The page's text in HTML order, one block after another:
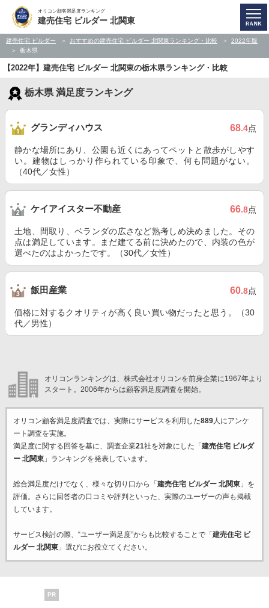
オリコン顧客満足度ランキング
建売住宅 ビルダー 北関東
建売住宅 ビルダー おすすめの建売住宅 ビルダー 北関東ランキング・比較
2022年版
栃木県
【2022年】建売住宅 ビルダー 北関東の栃木県ランキング・比較
栃木県 満足度ランキング
グランディハウス 68.4点
静かな場所にあり、公園も近くにあってペットと散歩がしやす
い。建物はしっかり作られている印象で、何も問題がない。
（40代／女性）
ケイアイスター不動産 66.8点
土地、間取り、ベランダの広さなど熟考しめ決めました。その
点は満足しています。まだ建てる前に決めたので、内装の色が
選べたのはよかったです。（30代／女性）
飯田産業 60.8点
価格に対するクオリティが高く良い買い物だったと思う。（30
代／男性）
オリコンランキングは、株式会社オリコンを前身企業に1967年より
スタート。2006年からは顧客満足度調査を開始。
オリコン顧客満足度調査では、実際にサービスを利用した889人にアンケ
ート調査を実施。
満足度に関する回答を基に、調査企業21社を対象にした「 建売住宅 ビルダ
ー 北関東」ランキングを発表しています。
総合満足度だけでなく、様々な切り口から「 建売住宅 ビルダー 北関東」を
評価。さらに回答者の口コミや評判といった、実際のユーザーの声も掲載
しています。
サービス検討の際、“ユーザー満足度”からも比較することで「 建売住宅 ビ
ルダー 北関東」選びにお役立てください。
PR